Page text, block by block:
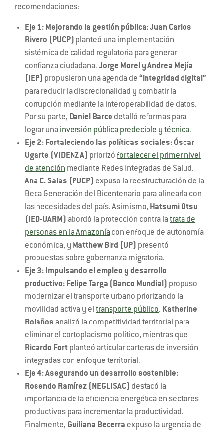
recomendaciones:
Eje 1: Mejorando la gestión pública:Juan Carlos
Rivero (PUCP) planteó una implementación
sistémica de calidad regulatoria para generar
confianza ciudadana. Jorge Morel y Andrea Mejía
(IEP) propusieron una agenda de “integridad digital”
para reducir la discrecionalidad y combatir la
corrupción mediante la interoperabilidad de datos.
Por su parte, Daniel Barco detalló reformas para
lograr una inversión pública predecible y técnica.
Eje 2: Fortaleciendo las políticas sociales: Óscar
Ugarte (VIDENZA) priorizó fortalecer el primer nivel
de atención mediante Redes Integradas de Salud.
Ana C. Salas (PUCP) expuso la reestructuración de la
Beca Generación del Bicentenario para alinearla con
las necesidades del país. Asimismo, Hatsumi Otsu
(IED-UARM) abordó la protección contra latrata de
personas en la Amazonía con enfoque de autonomía
económica, y Matthew Bird (UP) presentó
propuestas sobre gobernanza migratoria.
Eje 3: Impulsando el empleo y desarrollo
productivo: Felipe Targa (Banco Mundial) propuso
modernizar el transporte urbano priorizando la
movilidad activa y el transporte público. Katherine
Bolaños analizó la competitividad territorial para
eliminar el cortoplacismo político, mientras que
Ricardo Fort planteó articular carteras de inversión
integradas con enfoque territorial.
Eje 4: Asegurando un desarrollo sostenible:
Rosendo Ramírez (NEGLISAC) destacó la
importancia de la eficiencia energética en sectores
productivos para incrementar la productividad.
Finalmente, Guiliana Becerra expuso la urgencia de